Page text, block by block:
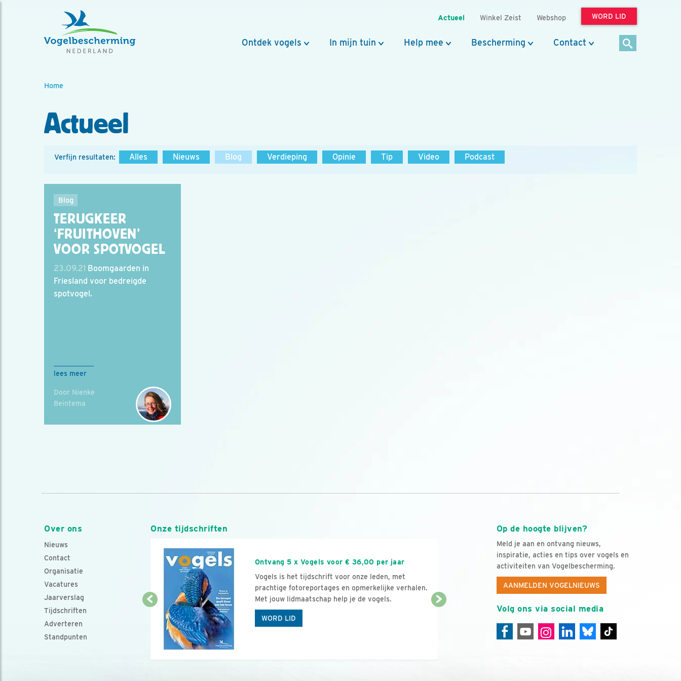
Actueel Winkel Zeist Webshop WORD LID
Ontdek vogels In mijn tuin Help mee Bescherming Contact
Home
Actueel
Verfijn resultaten: Alles Nieuws Blog Verdieping Opinie Tip Video Podcast
Blog
TERUGKEER
‘FRUITHOVEN’
VOOR SPOTVOGEL
23.09.21 Boomgaarden in
Friesland voor bedreigde
spotvogel.
lees meer
Door Nienke
Beintema
Over ons
Nieuws
Contact
Organisatie
Vacatures
Jaarverslag
Tijdschriften
Adverteren
Standpunten
Op de hoogte blijven?
Meld je aan en ontvang nieuws,
inspiratie, acties en tips over vogels en
activiteiten van Vogelbescherming.
AANMELDEN VOGELNIEUWS
Volg ons via social media
Onze tijdschriften
Ontvang 5 x Vogels voor € 36,00 per jaar
Vogels is het tijdschrift voor onze leden, met
prachtige fotoreportages en opmerkelijke verhalen.
Met jouw lidmaatschap help je de vogels.
WORD LID